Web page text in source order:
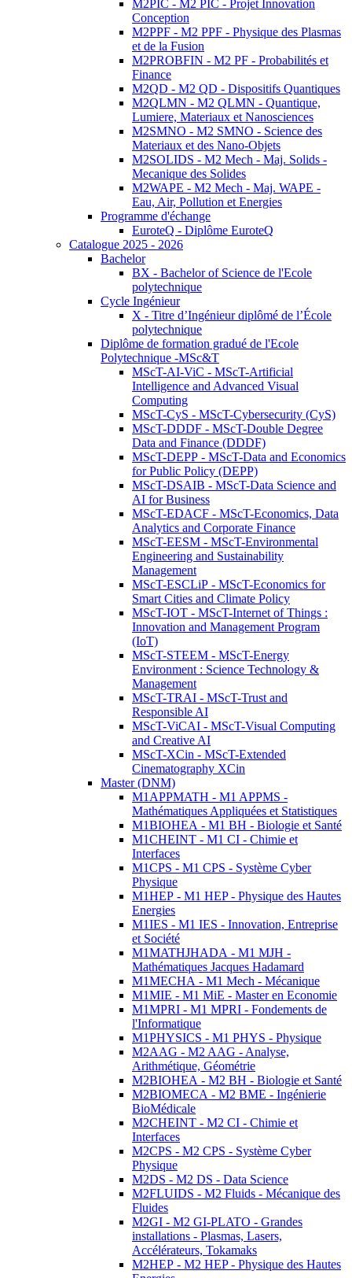
M2PIC - M2 PIC - Projet Innovation
Conception
M2PPF - M2 PPF - Physique des Plasmas
et de la Fusion
M2PROBFIN - M2 PF - Probabilités et
Finance
M2QD - M2 QD - Dispositifs Quantiques
M2QLMN - M2 QLMN - Quantique,
Lumiere, Materiaux et Nanosciences
M2SMNO - M2 SMNO - Science des
Materiaux et des Nano-Objets
M2SOLIDS - M2 Mech - Maj. Solids -
Mecanique des Solides
M2WAPE - M2 Mech - Maj. WAPE -
Eau, Air, Pollution et Energies
Programme d'échange
EuroteQ - Diplôme EuroteQ
Catalogue 2025 - 2026
Bachelor
BX - Bachelor of Science de l'Ecole
polytechnique
Cycle Ingénieur
X - Titre d’Ingénieur diplômé de l’École
polytechnique
Diplôme de formation gradué de l'Ecole
Polytechnique -MSc&T
MScT-AI-ViC - MScT-Artificial
Intelligence and Advanced Visual
Computing
MScT-CyS - MScT-Cybersecurity (CyS)
MScT-DDDF - MScT-Double Degree
Data and Finance (DDDF)
MScT-DEPP - MScT-Data and Economics
for Public Policy (DEPP)
MScT-DSAIB - MScT-Data Science and
AI for Business
MScT-EDACF - MScT-Economics, Data
Analytics and Corporate Finance
MScT-EESM - MScT-Environmental
Engineering and Sustainability
Management
MScT-ESCLiP - MScT-Economics for
Smart Cities and Climate Policy
MScT-IOT - MScT-Internet of Things :
Innovation and Management Program
(IoT)
MScT-STEEM - MScT-Energy
Environment : Science Technology &
Management
MScT-TRAI - MScT-Trust and
Responsible AI
MScT-ViCAI - MScT-Visual Computing
and Creative AI
MScT-XCin - MScT-Extended
Cinematography XCin
Master (DNM)
M1APPMATH - M1 APPMS -
Mathématiques Appliquées et Statistiques
M1BIOHEA - M1 BH - Biologie et Santé
M1CHEINT - M1 CI - Chimie et
Interfaces
M1CPS - M1 CPS - Système Cyber
Physique
M1HEP - M1 HEP - Physique des Hautes
Energies
M1IES - M1 IES - Innovation, Entreprise
et Société
M1MATHJHADA - M1 MJH -
Mathématiques Jacques Hadamard
M1MECHA - M1 Mech - Mécanique
M1MIE - M1 MiE - Master en Economie
M1MPRI - M1 MPRI - Fondements de
l'Informatique
M1PHYSICS - M1 PHYS - Physique
M2AAG - M2 AAG - Analyse,
Arithmétique, Géométrie
M2BIOHEA - M2 BH - Biologie et Santé
M2BIOMECA - M2 BME - Ingénierie
BioMédicale
M2CHEINT - M2 CI - Chimie et
Interfaces
M2CPS - M2 CPS - Système Cyber
Physique
M2DS - M2 DS - Data Science
M2FLUIDS - M2 Fluids - Mécanique des
Fluides
M2GI - M2 GI-PLATO - Grandes
installations - Plasmas, Lasers,
Accélérateurs, Tokamaks
M2HEP - M2 HEP - Physique des Hautes